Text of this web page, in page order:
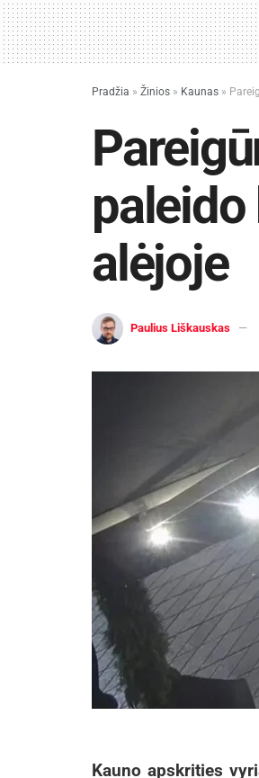
Pradžia » Žinios » Kaunas »
alėjoje
Paulius Liškauskas
Kauno apskrities